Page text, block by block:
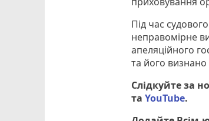
Під час
неправомірне
апеляційного
та його
Слідкуйте за
таYouTube.